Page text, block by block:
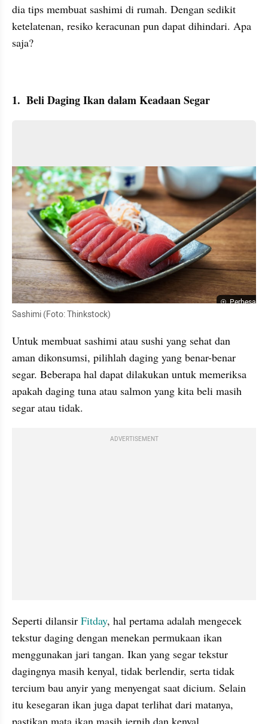
dia tips membuat sashimi di rumah. Dengan sedikit
ketelatenan, resiko keracunan pun dapat dihindari. Apa
saja?
1.  Beli Daging Ikan dalam Keadaan Segar
Perbesar
Sashimi (Foto: Thinkstock)
Untuk membuat sashimi atau sushi yang sehat dan
aman dikonsumsi, pilihlah daging yang benar-benar
segar. Beberapa hal dapat dilakukan untuk memeriksa
apakah daging tuna atau salmon yang kita beli masih
segar atau tidak.
ADVERTISEMENT
Seperti dilansir Fitday, hal pertama adalah mengecek
tekstur daging dengan menekan permukaan ikan
menggunakan jari tangan. Ikan yang segar tekstur
dagingnya masih kenyal, tidak berlendir, serta tidak
tercium bau anyir yang menyengat saat dicium. Selain
itu kesegaran ikan juga dapat terlihat dari matanya,
pastikan mata ikan masih jernih dan kenyal.